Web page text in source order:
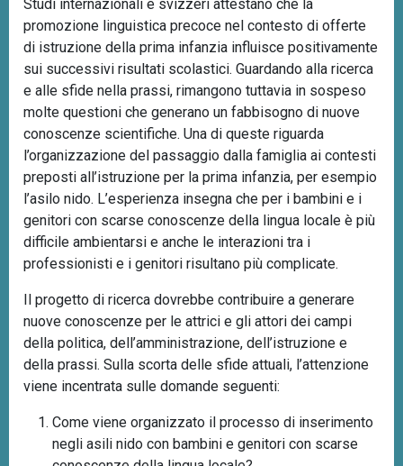
Studi internazionali e svizzeri attestano che la
promozione linguistica precoce nel contesto di offerte
di istruzione della prima infanzia influisce positivamente
sui successivi risultati scolastici. Guardando alla ricerca
e alle sfide nella prassi, rimangono tuttavia in sospeso
molte questioni che generano un fabbisogno di nuove
conoscenze scientifiche. Una di queste riguarda
l’organizzazione del passaggio dalla famiglia ai contesti
preposti all’istruzione per la prima infanzia, per esempio
l’asilo nido. L’esperienza insegna che per i bambini e i
genitori con scarse conoscenze della lingua locale è più
difficile ambientarsi e anche le interazioni tra i
professionisti e i genitori risultano più complicate.
Il progetto di ricerca dovrebbe contribuire a generare
nuove conoscenze per le attrici e gli attori dei campi
della politica, dell’amministrazione, dell’istruzione e
della prassi. Sulla scorta delle sfide attuali, l’attenzione
viene incentrata sulle domande seguenti:
Come viene organizzato il processo di inserimento
negli asili nido con bambini e genitori con scarse